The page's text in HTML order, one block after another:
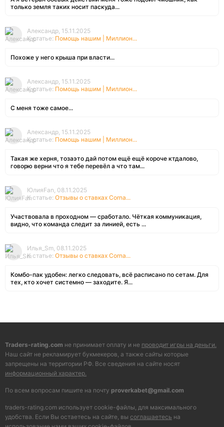
только земля таких носит паскуда...
Александр, 15.11.2025
К статье: Помощь нашим | Миллион...
Похоже у него крыша при власти...
Александр, 15.11.2025
К статье: Помощь нашим | Миллион...
С меня тоже самое...
Александр, 15.11.2025
К статье: Помощь нашим | Миллион...
Такая же херня, тозаэто дай потом ещё ещё короче ктдалово,
говорю верни что я тебе перевёл а что там...
ЮлияFan, 08.11.2025
К статье: Отзывы о ставках Corna...
Участвовала в проходном — сработало. Чёткая коммуникация,
видно, что команда следит за линией, есть ...
Илья_Sm, 08.11.2025
К статье: Отзывы о ставках Corna...
Комбо-пак удобен: легко следовать, всё расписано по сетам. Для
тех, кто хочет системно — заходите. Я...
Traders-rating.com не принимает оплату и не проводит игры на деньги.
Наш сайт не рекламирует букмекеров, а также сайты которые
запрещены на территории РФ. Все сведения на сайте носят
информационный характер.
По всем вопросам пишите на почту proverkabet@gmail.com
traders-rating.com использует cookie-файлы, для максимального
удобства. Если Вы остаетесь на сайте, вы соглашаетесь на